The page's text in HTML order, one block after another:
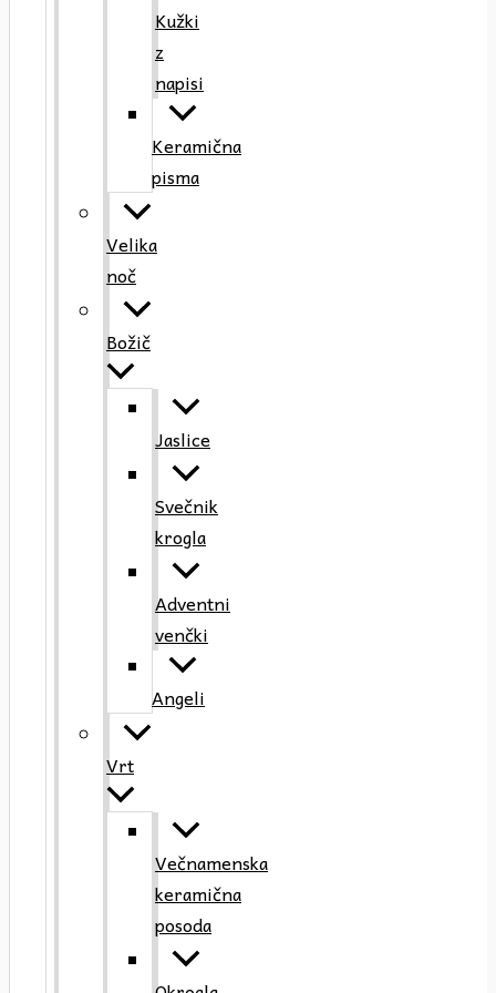
Kužki
z
napisi
Keramična
pisma
Velika
noč
Božič
Jaslice
Svečnik
krogla
Adventni
venčki
Angeli
Vrt
Večnamenska
keramična
posoda